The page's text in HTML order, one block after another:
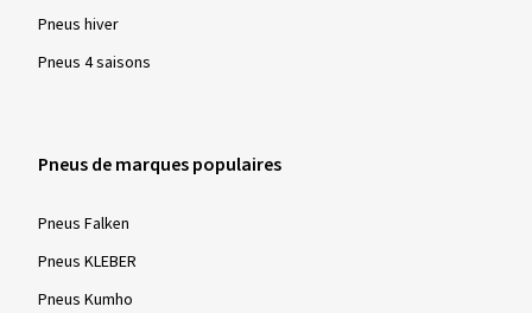
Pneus hiver
Pneus 4 saisons
Pneus de marques populaires
Pneus Falken
Pneus KLEBER
Pneus Kumho